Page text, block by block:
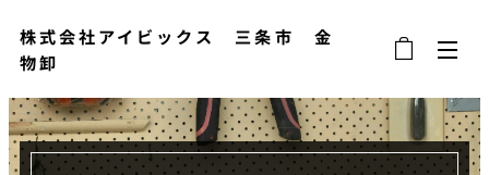
株式会社アイビックス 三条市 金
物卸